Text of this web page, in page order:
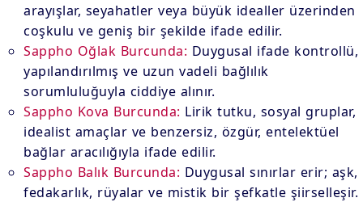
arayışlar, seyahatler veya büyük idealler üzerinden
coşkulu ve geniş bir şekilde ifade edilir.
Sappho Oğlak Burcunda: Duygusal ifade kontrollü,
yapılandırılmış ve uzun vadeli bağlılık
sorumluluğuyla ciddiye alınır.
Sappho Kova Burcunda: Lirik tutku, sosyal gruplar,
idealist amaçlar ve benzersiz, özgür, entelektüel
bağlar aracılığıyla ifade edilir.
Sappho Balık Burcunda: Duygusal sınırlar erir; aşk,
fedakarlık, rüyalar ve mistik bir şefkatle şiirselleşir.